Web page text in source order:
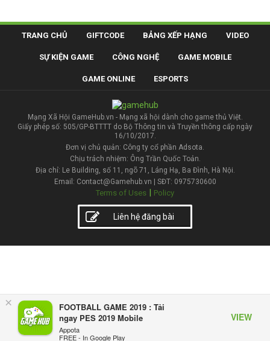
×
FOOTBALL GAME 2019 : Tải
ngay PES 2019 Mobile
Appota
FREE - In Google Play
VIEW
TRANG CHỦ GIFTCODE BẢNG XẾP HẠNG VIDEO
SỰ KIỆN GAME CÔNG NGHỆ GAME MOBILE
GAME ONLINE ESPORTS
Mạng Xã Hội GameHub.vn - Mạng xã hội dành cho game thủ Việt.
Giấy phép số: 505/GP-BTTTT do Bộ Thông tin và Truyền thông cấp ngày
16/10/2017.
Đơn vị chủ quản: Công ty cổ phần Adsota.
Chịu trách nhiệm: Ông Trần Quốc Toản.
Địa chỉ: Le Building, số 11, ngõ 71, Láng Hạ, Ba Đình, Hà Nội.
Email: Contact@Gamehub.vn | SĐT: 0975730600
Terms of Uses | Policy
Liên hệ đăng bài